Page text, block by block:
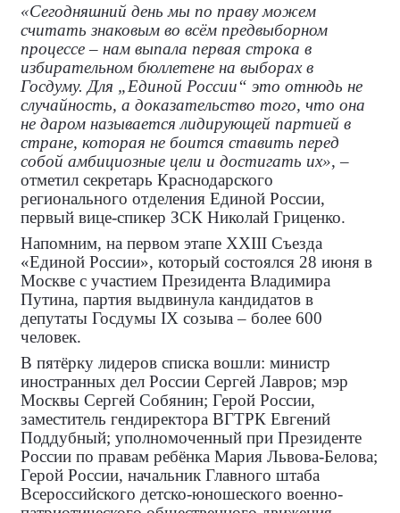
«Сегодняшний день мы по праву можем
считать знаковым во всём предвыборном
процессе – нам выпала первая строка в
избирательном бюллетене на выборах в
Госдуму. Для „Единой России“ это отнюдь не
случайность, а доказательство того, что она
не даром называется лидирующей партией в
стране, которая не боится ставить перед
собой амбициозные цели и достигать их», –
отметил секретарь Краснодарского
регионального отделения Единой России,
первый вице-спикер ЗСК Николай Гриценко.
Напомним, на первом этапе XXIII Съезда
«Единой России», который состоялся 28 июня в
Москве с участием Президента Владимира
Путина, партия выдвинула кандидатов в
депутаты Госдумы IX созыва – более 600
человек.
В пятёрку лидеров списка вошли: министр
иностранных дел России Сергей Лавров; мэр
Москвы Сергей Собянин; Герой России,
заместитель гендиректора ВГТРК Евгений
Поддубный; уполномоченный при Президенте
России по правам ребёнка Мария Львова-Белова;
Герой России, начальник Главного штаба
Всероссийского детско-юношеского военно-